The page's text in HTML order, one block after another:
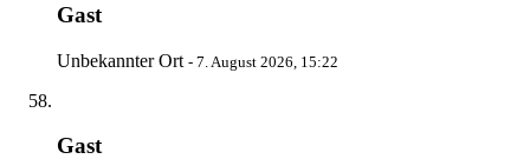
Gast
Unbekannter Ort - 7. August 2026, 15:22
Gast